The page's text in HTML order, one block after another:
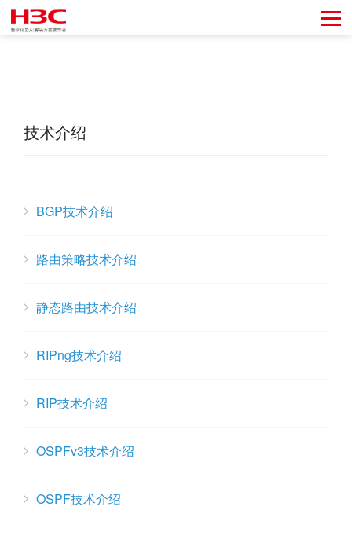
技术介绍
BGP技术介绍
路由策略技术介绍
静态路由技术介绍
RIPng技术介绍
RIP技术介绍
OSPFv3技术介绍
OSPF技术介绍